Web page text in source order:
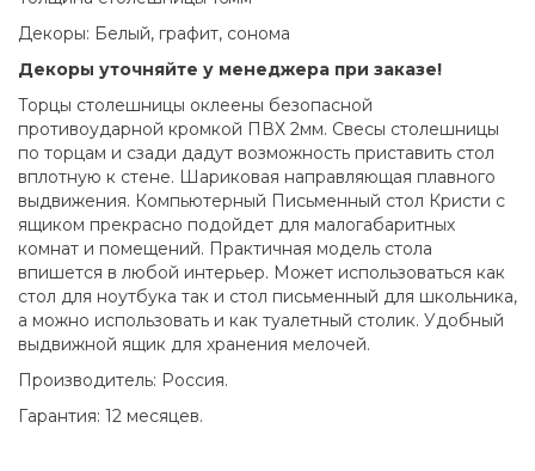
Декоры: Белый, графит, сонома
Декоры уточняйте у менеджера при заказе!
Торцы столешницы оклеены безопасной
противоударной кромкой ПВХ 2мм. Свесы столешницы
по торцам и сзади дадут возможность приставить стол
вплотную к стене. Шариковая направляющая плавного
выдвижения. Компьютерный Письменный стол Кристи с
ящиком прекрасно подойдет для малогабаритных
комнат и помещений. Практичная модель стола
впишется в любой интерьер. Может использоваться как
стол для ноутбука так и стол письменный для школьника,
а можно использовать и как туалетный столик. Удобный
выдвижной ящик для хранения мелочей.
Производитель: Россия.
Гарантия: 12 месяцев.